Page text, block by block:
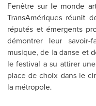
Fenêtre sur le monde
TransAmériques réunit
réputés et émergents
démontrer leur
musique, de la danse et
le festival a su attirer
place de choix dans le
la métropole.